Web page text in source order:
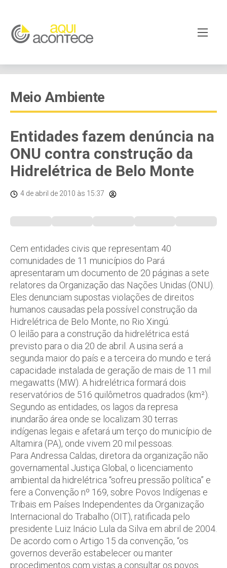
Meio Ambiente
Entidades fazem denúncia na
ONU contra construção da
Hidrelétrica de Belo Monte
4 de abril de 2010 às 15:37
Cem entidades civis que representam 40
comunidades de 11 municípios do Pará
apresentaram um documento de 20 páginas a sete
relatores da Organização das Nações Unidas (ONU).
Eles denunciam supostas violações de direitos
humanos causadas pela possível construção da
Hidrelétrica de Belo Monte, no Rio Xingú.
O leilão para a construção da hidrelétrica está
previsto para o dia 20 de abril. A usina será a
segunda maior do país e a terceira do mundo e terá
capacidade instalada de geração de mais de 11 mil
megawatts (MW). A hidrelétrica formará dois
reservatórios de 516 quilômetros quadrados (km²).
Segundo as entidades, os lagos da represa
inundarão área onde se localizam 30 terras
indígenas legais e afetará um terço do município de
Altamira (PA), onde vivem 20 mil pessoas.
Para Andressa Caldas, diretora da organização não
governamental Justiça Global, o licenciamento
ambiental da hidrelétrica “sofreu pressão política” e
fere a Convenção nº 169, sobre Povos Indígenas e
Tribais em Países Independentes da Organização
Internacional do Trabalho (OIT), ratificada pelo
presidente Luiz Inácio Lula da Silva em abril de 2004.
De acordo com o Artigo 15 da convenção, “os
governos deverão estabelecer ou manter
procedimentos com vistas a consultar os povos